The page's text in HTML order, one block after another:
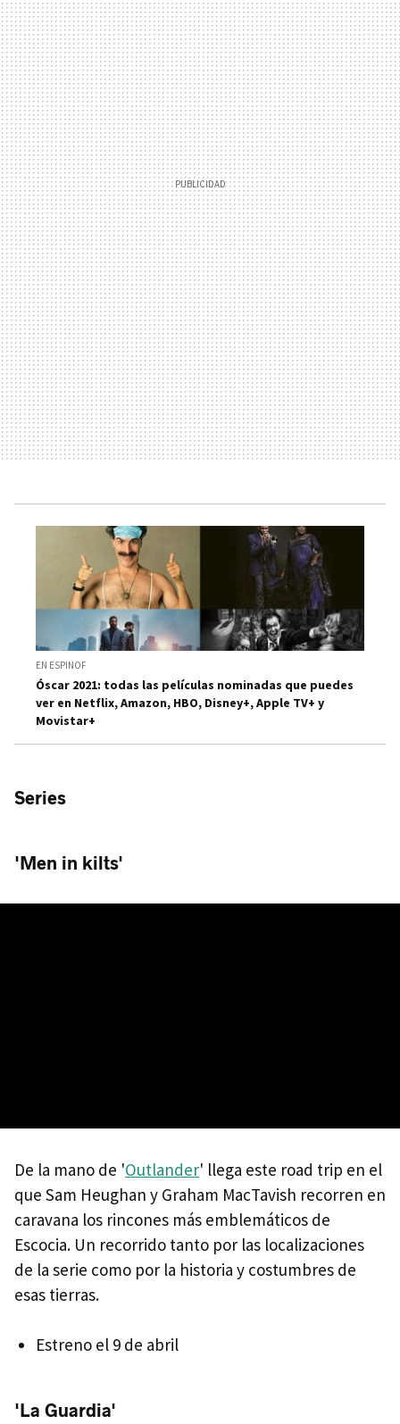
EN ESPINOF
Óscar 2021: todas las películas nominadas que puedes
ver en Netflix, Amazon, HBO, Disney+, Apple TV+ y
Movistar+
Series
'Men in kilts'
De la mano de 'Outlander' llega este road trip en el
que Sam Heughan y Graham MacTavish recorren en
caravana los rincones más emblemáticos de
Escocia. Un recorrido tanto por las localizaciones
de la serie como por la historia y costumbres de
esas tierras.
Estreno el 9 de abril
'La Guardia'